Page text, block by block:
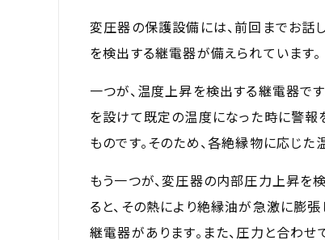
変圧器の保護設備には、前回までお話
を検出する継電器が備えられています。
一つが、温度上昇を検出する継電器で
を設けて既定の温度になった時に警報
ものです。そのため、各絶縁物に応じ
もう一つが、変圧器の内部圧力上昇を
ると、その熱により絶縁油が急激に膨
継電器があります。また、圧力と合わ